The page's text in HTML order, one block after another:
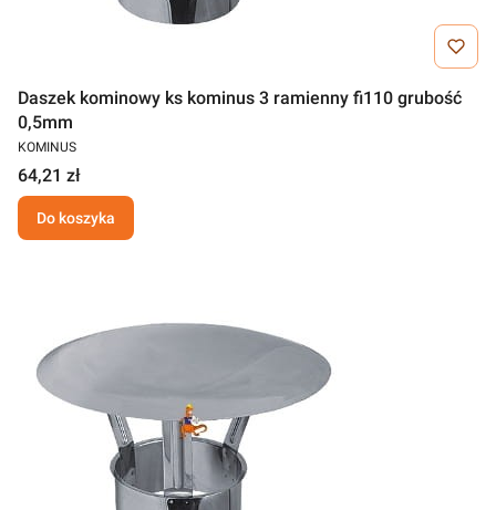
Daszek kominowy ks kominus 3 ramienny fi110 grubość
0,5mm
KOMINUS
64,21 zł
Do koszyka